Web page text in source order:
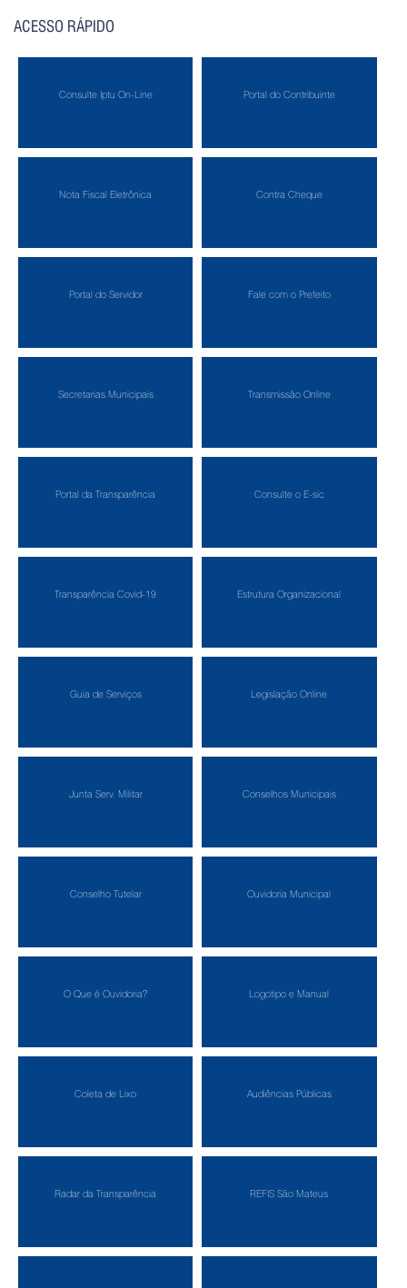
ACESSO RÁPIDO
Consulte Iptu On-Line Portal do Contribuinte
Nota Fiscal Eletrônica Contra Cheque
Portal do Servidor Fale com o Prefeito
Secretarias Municipais Transmissão Online
Portal da Transparência Consulte o E-sic
Transparência Covid-19 Estrutura Organizacional
Guia de Serviços Legislação Online
Junta Serv. Militar Conselhos Municipais
Conselho Tutelar Ouvidoria Municipal
O Que é Ouvidoria? Logotipo e Manual
Coleta de Lixo Audiências Públicas
Radar da Transparência REFIS São Mateus